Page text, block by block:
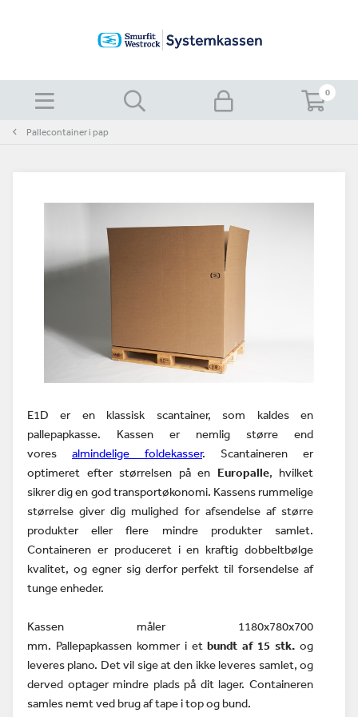
0
Pallecontainer i pap
E1D er en klassisk scantainer, som kaldes en
pallepapkasse. Kassen er nemlig større end
vores almindelige foldekasser. Scantaineren er
optimeret efter størrelsen på en Europalle, hvilket
sikrer dig en god transportøkonomi. Kassens rummelige
størrelse giver dig mulighed for afsendelse af større
produkter eller flere mindre produkter samlet.
Containeren er produceret i en kraftig dobbeltbølge
kvalitet, og egner sig derfor perfekt til forsendelse af
tunge enheder.
Kassen
måler 1180x780x700
mm. Pallepapkassen kommer i etbundt af 15 stk. og
leveres plano. Det vil sige at den ikke leveres samlet, og
derved optager mindre plads på dit lager. Containeren
samles nemt ved brug af tape i top og bund.